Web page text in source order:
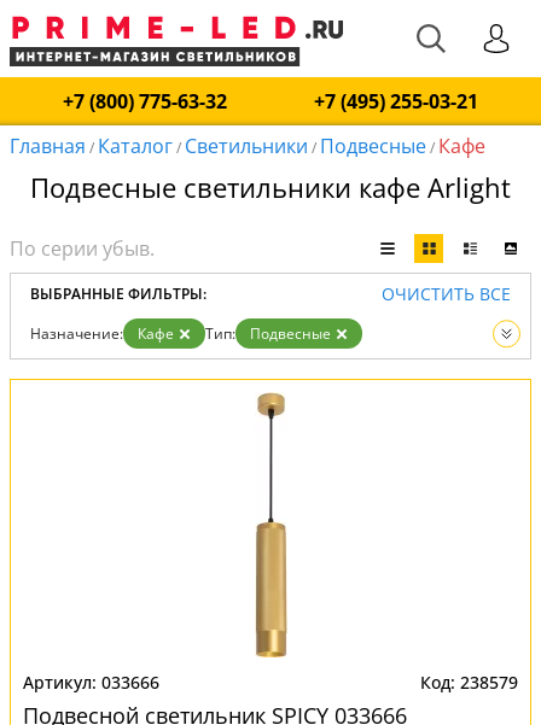
+7 (800) 775-63-32
+7 (495) 255-03-21
Главная / Каталог/ Светильники / Подвесные/ Кафе
Подвесные светильники кафе Arlight
ВЫБРАННЫЕ ФИЛЬТРЫ: ОЧИСТИТЬ ВСЕ
Назначение: Кафе Тип:
Подвесные
Вид:
Светильники
033666 238579
Подвесной светильник SPICY 033666